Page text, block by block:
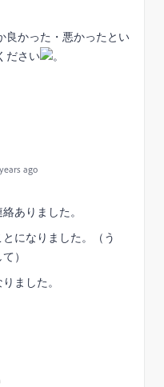
良かった・悪かったとい
ださい
。
ago
ありました。
になりました。（う
）
ました。